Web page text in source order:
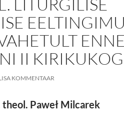
LITURGILISE
ENNE
II
KOMMENTAAR
theol. Paweł Milcarek
KOOSKÕLA ASEMEL.